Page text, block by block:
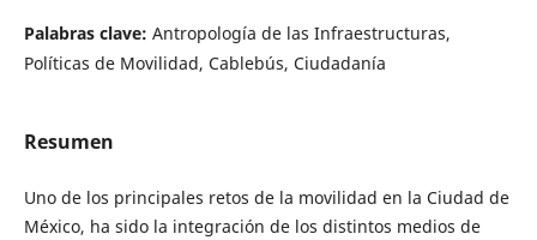
Palabras clave: Antropología de las Infraestructuras,
Políticas de Movilidad, Cablebús, Ciudadanía
Resumen
Uno de los principales retos de la movilidad en la Ciudad de
México, ha sido la integración de los distintos medios de